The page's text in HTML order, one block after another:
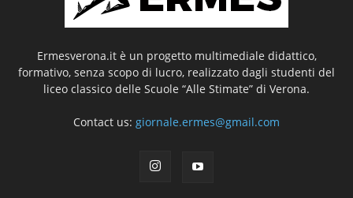
Ermesverona.it è un progetto multimediale didattico,
formativo, senza scopo di lucro, realizzato dagli studenti del
liceo classico delle Scuole “Alle Stimate” di Verona.
Contact us: giornale.ermes@gmail.com